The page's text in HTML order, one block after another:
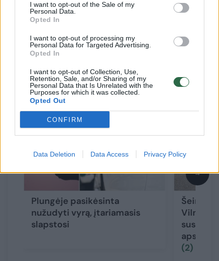
I want to opt-out of the Sale of my
Personal Data.
Opted In
I want to opt-out of processing my
Personal Data for Targeted Advertising.
Opted In
I want to opt-out of Collection, Use,
Retention, Sale, and/or Sharing of my
Personal Data that Is Unrelated with the
Purposes for which it was collected.
Opted Out
CONFIRM
Data Deletion Data Access Privacy Policy
„Įtariama, kad vyras nušovė moterį ir
nusišovė pats“, – pranešė Policijos
departamentas.
Susiję straipsniai
Plungėje pasikėsinta
nužudyti vyrą, įtariamasis
slapstosi
(2)
→